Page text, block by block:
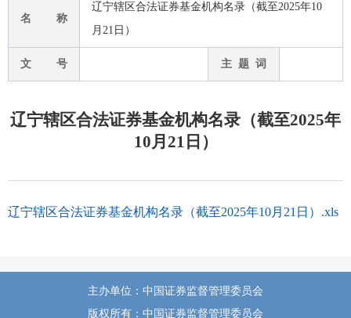
名 称
辽宁辖区合法证券基金机构名录（截至2025年10
月21日）
文 号 主 题 词
辽宁辖区合法证券基金机构名录（截至2025年
10月21日）
辽宁辖区合法证券基金机构名录（截至2025年10月21日）.xls
主办单位：中国证券监督管理委员会
版权所有：中国证券监督管理委员会